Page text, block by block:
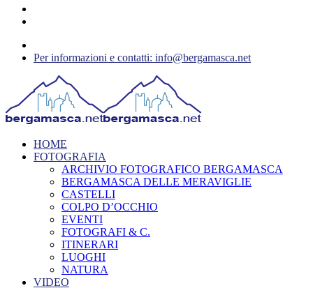
Per informazioni e contatti: info@bergamasca.net
HOME
FOTOGRAFIA
ARCHIVIO FOTOGRAFICO BERGAMASCA
BERGAMASCA DELLE MERAVIGLIE
CASTELLI
COLPO D’OCCHIO
EVENTI
FOTOGRAFI & C.
ITINERARI
LUOGHI
NATURA
VIDEO